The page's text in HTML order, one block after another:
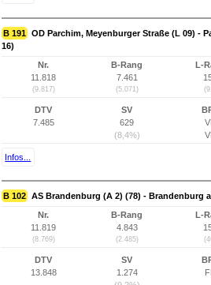
B 191 OD Parchim, Meyenburger Straße (L 09) -
16)
Nr.
11.818
(9.817)
B-Rang
7.461
(5.071)
L-
DTV
7.485
SV
629
(8,4%)
Infos...
B 102 AS Brandenburg (A 2) (78) - Brandenburg
Nr.
11.819
(8.769)
B-Rang
4.843
(2.485)
L-
DTV
13.848
SV
1.274